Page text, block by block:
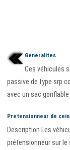
Generalites
Ces véhicules
passive de type srp
avec un sac gonflable
Pretensionneur de
Description Les
prétensionneur sur le